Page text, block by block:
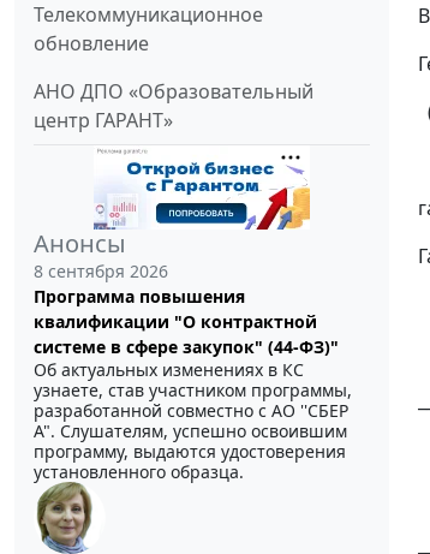
Телекоммуникационное
обновление
АНО ДПО «Образовательный
центр ГАРАНТ»
Анонсы
8 сентября 2026
Программа повышения
квалификации "О контрактной
системе в сфере закупок" (44-ФЗ)"
Об актуальных изменениях в КС
узнаете, став участником программы,
разработанной совместно с АО ''СБЕР
А". Слушателям, успешно освоившим
программу, выдаются удостоверения
установленного образца.